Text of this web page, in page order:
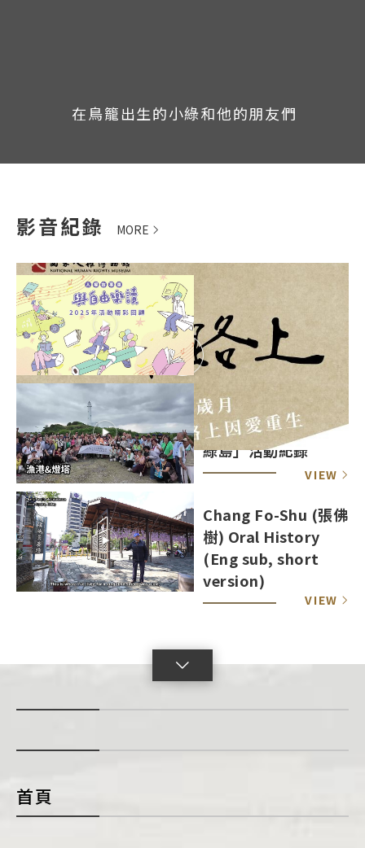
在鳥籠出生的小綠和他的朋友們
合
期
影音紀錄 MORE
2025人權故事車回顧
精華影片
VIEW
「2026年政治受難者
暨家屬重返記憶之島-
綠島」活動紀錄
VIEW
Chang Fo-Shu (張佛
樹) Oral History
(Eng sub, short
version)
VIEW
首頁